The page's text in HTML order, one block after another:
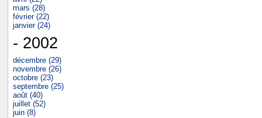
mars (28)
février (22)
janvier (24)
- 2002
décembre (29)
novembre (26)
octobre (23)
septembre (25)
août (40)
juillet (52)
juin (8)